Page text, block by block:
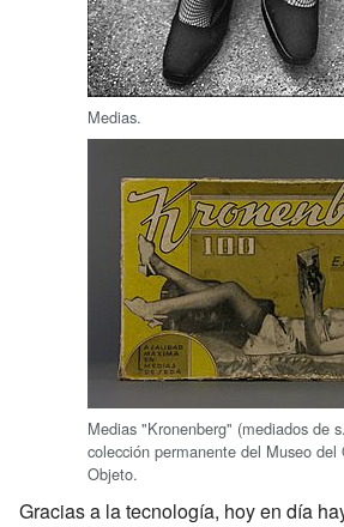
Medias.
Medias "Kronenberg" (mediados de
colección permanente del Museo del
Objeto.
Gracias a la tecnología, hoy en día